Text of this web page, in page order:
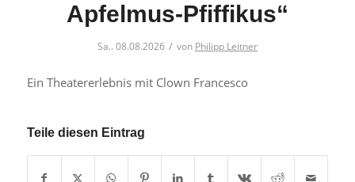
Apfelmus-Pfiffikus“
Sa.. 08.08.2026 / von Philipp Leitner
Ein Theatererlebnis mit Clown Francesco
Teile diesen Eintrag